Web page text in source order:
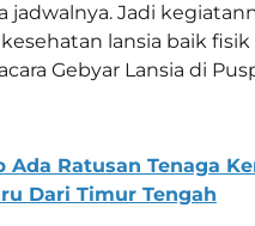
jadwalnya. Jadi
lansia baik fisik
Gebyar Lansia di
Ada Ratusan Tenaga
Dari Timur Tengah